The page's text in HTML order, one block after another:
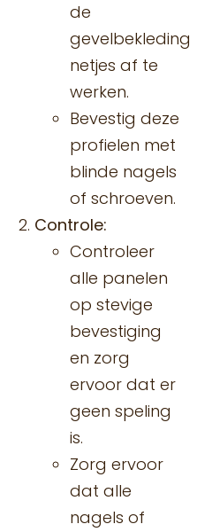
de
gevelbekleding
netjes af te
werken.
Bevestig deze
profielen met
blinde nagels
of schroeven.
Controle:
Controleer
alle panelen
op stevige
bevestiging
en zorg
ervoor dat er
geen speling
is.
Zorg ervoor
dat alle
nagels of